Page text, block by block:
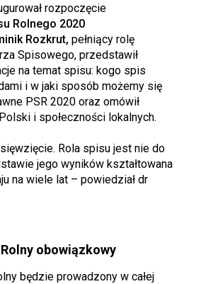
rozpoczęcie
Rolnego 2020
Rozkrut, pełniący rolę
Spisowego, przedstawił
na temat spisu: kogo spis
i w jaki sposób możemy się
PSR 2020 oraz omówił
i społeczności lokalnych.
Rola spisu jest nie do
jego wyników kształtowana
na wiele lat – powiedział dr
obowiązkowy
będzie prowadzony w całej